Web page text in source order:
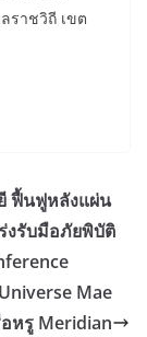
ราชวิถี เขต
ฟื้นฟูหลังแผ่น
งรับมือภัยพิบัติ
Mae
อหรู Meridian